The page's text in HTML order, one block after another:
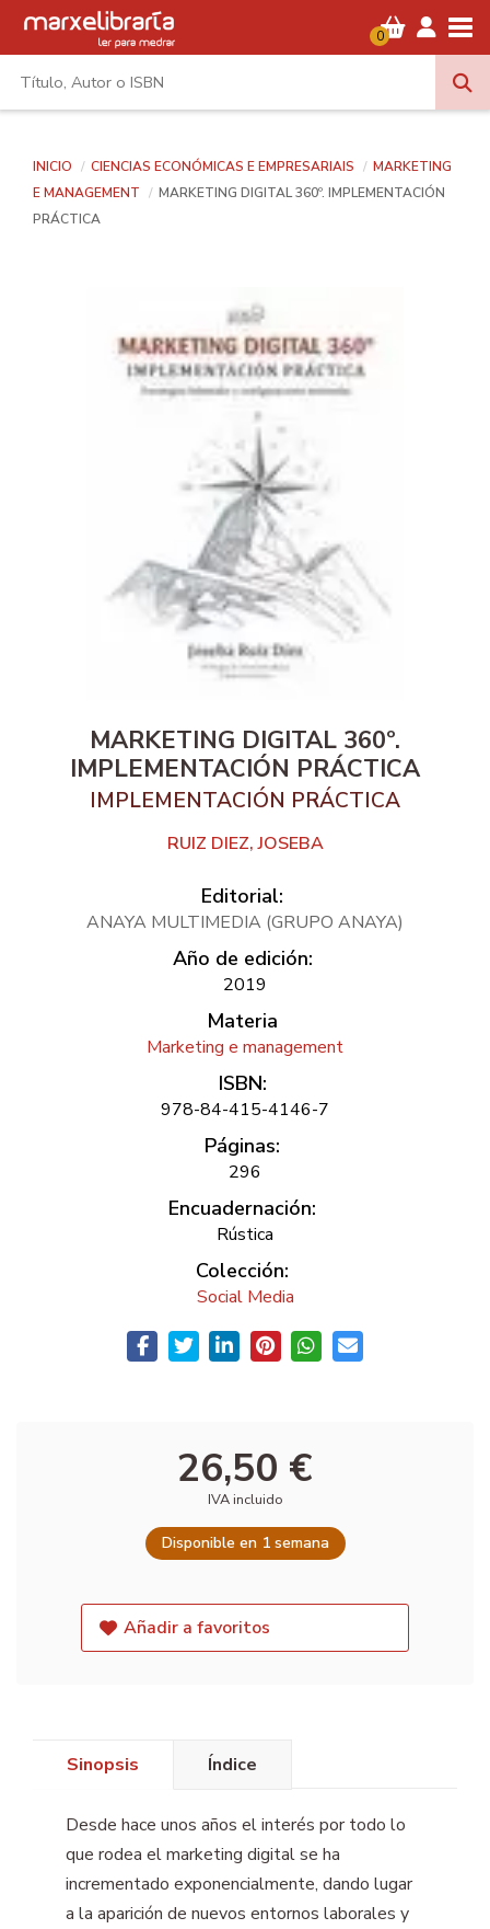
0
INICIO CIENCIAS ECONÓMICAS E EMPRESARIAIS
MARKETING
E MANAGEMENT
MARKETING DIGITAL 360º. IMPLEMENTACIÓN
PRÁCTICA
MARKETING DIGITAL 360º.
IMPLEMENTACIÓN PRÁCTICA
IMPLEMENTACIÓN PRÁCTICA
RUIZ DIEZ, JOSEBA
Editorial:
ANAYA MULTIMEDIA (GRUPO ANAYA)
Año de edición:
2019
Materia
Marketing e management
ISBN:
978-84-415-4146-7
Páginas:
296
Encuadernación:
Rústica
Colección:
Social Media
26,50 €
IVA incluido
Disponible en 1 semana
Añadir a favoritos
Sinopsis Índice
Desde hace unos años el interés por todo lo
que rodea el marketing digital se ha
incrementado exponencialmente, dando lugar
a la aparición de nuevos entornos laborales y